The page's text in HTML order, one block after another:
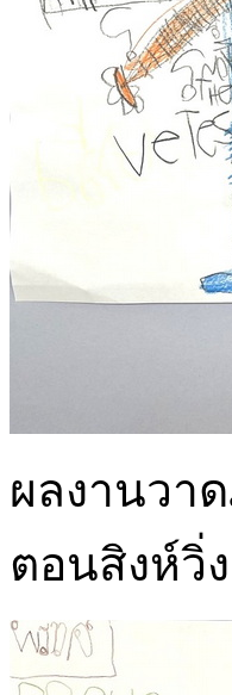
ผลงานวา
ตอนสิงห์วิ่